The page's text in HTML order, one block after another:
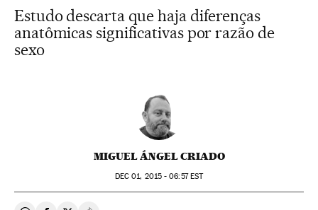
Estudo descarta que haja diferenças
anatômicas significativas por razão de
sexo
MIGUEL ÁNGEL CRIADO
DEC 01, 2015 - 06:57EST